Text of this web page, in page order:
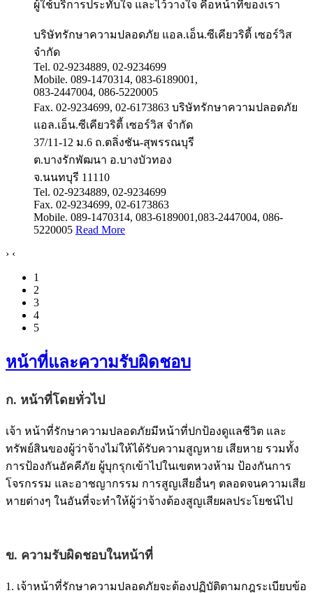
ผู้ใช้บริการประทับใจ และไว้วางใจ คือหน้าที่ของเรา
บริษัทรักษาความปลอดภัย แอล.เอ็น.ซีเคียวริตี้ เซอร์วิส
จำกัด
Tel. 02-9234889, 02-9234699
Mobile. 089-1470314, 083-6189001,
083-2447004, 086-5220005
Fax. 02-9234699, 02-6173863 บริษัทรักษาความปลอดภัย
แอล.เอ็น.ซีเคียวริตี้ เซอร์วิส จำกัด
37/11-12 ม.6 ถ.ตลิ่งชัน-สุพรรณบุรี
ต.บางรักพัฒนา อ.บางบัวทอง
จ.นนทบุรี 11110
Tel. 02-9234889, 02-9234699
Fax. 02-9234699, 02-6173863
Mobile. 089-1470314, 083-6189001,083-2447004, 086-
5220005 Read More
› ‹
1
2
3
4
5
หน้าที่และความรับผิดชอบ
ก. หน้าที่โดยทั่วไป
เจ้า หน้าที่รักษาความปลอดภัยมีหน้าที่ปกป้องดูแลชีวิต และ
ทรัพย์สินของผู้ว่าจ้างไม่ให้ได้รับความสูญหาย เสียหาย รวมทั้ง
การป้องกันอัคคีภัย ผู้บุกรุกเข้าไปในเขตหวงห้าม ป้องกันการ
โจรกรรม และอาชญากรรม การสูญเสียอื่นๆ ตลอดจนความเสีย
หายต่างๆ ในอันที่จะทำให้ผู้ว่าจ้างต้องสูญเสียผลประโยชน์ไป
ข. ความรับผิดชอบในหน้าที่
1. เจ้าหน้าที่รักษาความปลอดภัยจะต้องปฏิบัติตามกฎระเบียบข้อ